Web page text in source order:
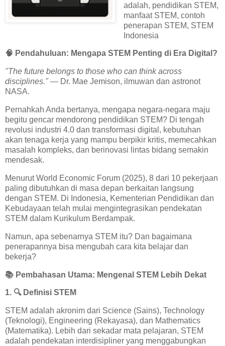
adalah, pendidikan STEM,
manfaat STEM, contoh
penerapan STEM, STEM
Indonesia
🧠 Pendahuluan: Mengapa STEM Penting di Era Digital?
"The future belongs to those who can think across
disciplines." — Dr. Mae Jemison, ilmuwan dan astronot
NASA.
Pernahkah Anda bertanya, mengapa negara-negara maju
begitu gencar mendorong pendidikan STEM? Di tengah
revolusi industri 4.0 dan transformasi digital, kebutuhan
akan tenaga kerja yang mampu berpikir kritis, memecahkan
masalah kompleks, dan berinovasi lintas bidang semakin
mendesak.
Menurut World Economic Forum (2025), 8 dari 10 pekerjaan
paling dibutuhkan di masa depan berkaitan langsung
dengan STEM. Di Indonesia, Kementerian Pendidikan dan
Kebudayaan telah mulai mengintegrasikan pendekatan
STEM dalam Kurikulum Berdampak.
Namun, apa sebenarnya STEM itu? Dan bagaimana
penerapannya bisa mengubah cara kita belajar dan
bekerja?
📚 Pembahasan Utama: Mengenal STEM Lebih Dekat
1. 🔍Definisi STEM
STEM adalah akronim dari Science (Sains), Technology
(Teknologi), Engineering (Rekayasa), dan Mathematics
(Matematika). Lebih dari sekadar mata pelajaran, STEM
adalah pendekatan interdisipliner yang menggabungkan